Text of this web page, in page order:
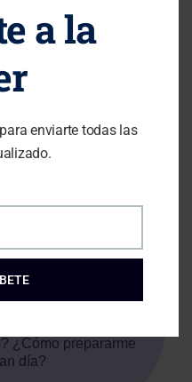
y las metáforas?
oratoria y
influencia
interacción con la
¿Cómo prepararme
día?
a la
enviarte todas las